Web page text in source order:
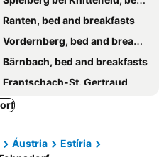
Ranten, bed and breakfasts
Vordernberg, bed and breakfasts
Bärnbach, bed and breakfasts
Frantschach-St. Gertraud, bed and breakfasts
Knittelfeld, bed and breakfasts
Trofaiach, bed and breakfasts
Áustria
Estíria